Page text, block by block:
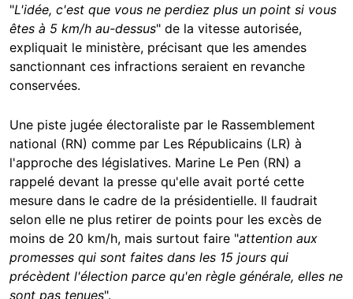
"L'idée, c'est que vous ne perdiez plus un point si vous
êtes à 5 km/h au-dessus" de la vitesse autorisée,
expliquait le ministère, précisant que les amendes
sanctionnant ces infractions seraient en revanche
conservées.
Une piste jugée électoraliste par le Rassemblement
national (RN) comme par Les Républicains (LR) à
l'approche des législatives. Marine Le Pen (RN) a
rappelé devant la presse qu'elle avait porté cette
mesure dans le cadre de la présidentielle. Il faudrait
selon elle ne plus retirer de points pour les excès de
moins de 20 km/h, mais surtout faire "attention aux
promesses qui sont faites dans les 15 jours qui
précèdent l'élection parce qu'en règle générale, elles ne
sont pas tenues".